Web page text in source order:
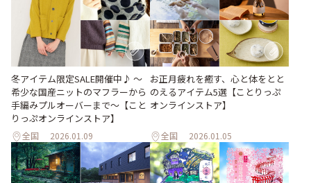
冬アイテム限定SALE開催中♪ ～
希少な国産ニットのマフラーから
手編みプルオーバーまで～【こと
りっぷオンラインストア】
全国 2026.01.09
お正月疲れを癒す、心と体をとと
のえるアイテム5選【ことりっぷ
オンラインストア】
全国 2026.01.05